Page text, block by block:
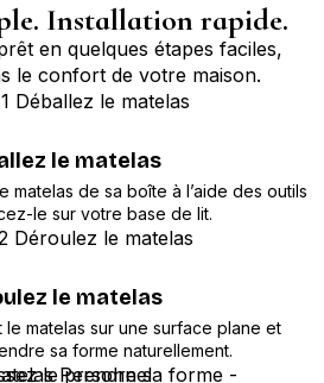
Installation rapide.
en quelques étapes faciles,
le confort de votre maison.
le matelas
matelas de sa boîte à l’aide des outils
le sur votre base de lit.
le matelas
matelas sur une surface plane et
sa forme naturellement.